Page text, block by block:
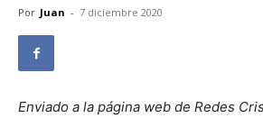
Por Juan - 7 diciembre 2020
Enviado a la página web de Redes